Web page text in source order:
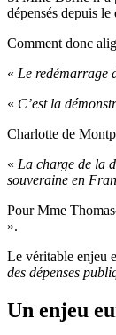
dépensés depuis le
Comment donc
« Le redémarrage
« C’est la
Charlotte de
« La charge de la
souveraine en
Pour Mme
».
Le véritable enjeu
des dépenses
Un enjeu